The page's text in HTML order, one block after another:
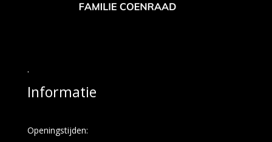
.
Informatie
Openingstijden: